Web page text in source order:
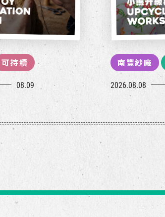
可持續
08.09
南豐紗廠
2026.08.08